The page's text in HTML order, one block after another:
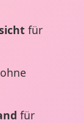
für
für